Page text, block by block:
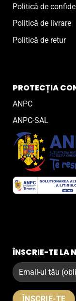
Politică de
Politică de livrare
Politică de retur
PROTECȚIA
ANPC
ANPC-SAL
ÎNSCRIE-TE LA